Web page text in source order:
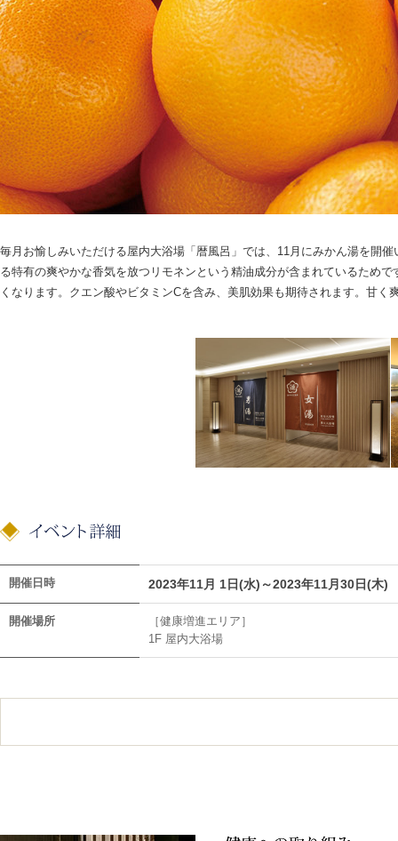
毎月お愉しみいただける屋内大浴場「暦風呂」では、11月にみかん湯を開
る特有の爽やかな香気を放つリモネンという精油成分が含まれているため
くなります。クエン酸やビタミンCを含み、美肌効果も期待されます。甘く
開催日時 2023年11月 1日(水)～2023年11月30日(木)
開催場所
［健康増進エリア］
1F 屋内大浴場